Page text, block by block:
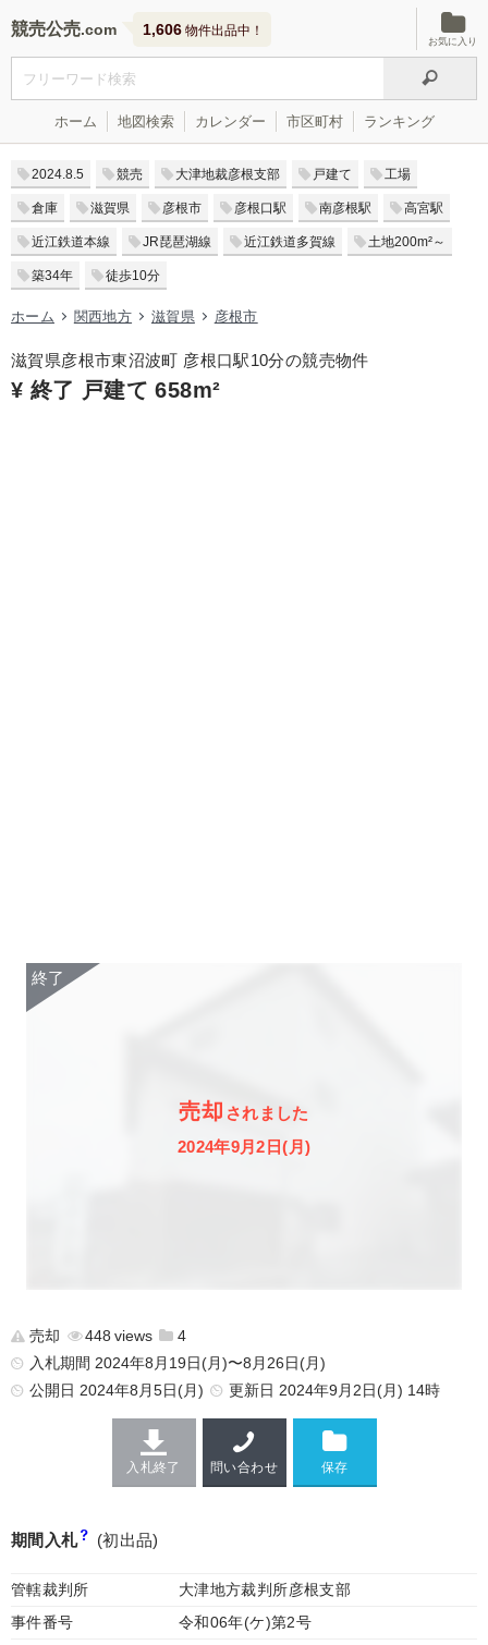
競売公売 1,606 物件出品中！
お気に入り
ホーム 地図検索 カレンダー 市区町村 ランキング
2024.8.5 競売 大津地裁彦根支部 戸建て 工場
倉庫 滋賀県 彦根市 彦根口駅 南彦根駅 高宮駅
近江鉄道本線 JR琵琶湖線 近江鉄道多賀線 土地200m²～
築34年 徒歩10分
ホーム 関西地方 滋賀県 彦根市
滋賀県彦根市東沼波町 彦根口駅10分の競売物件
¥ 終了 戸建て 658m²
売却 されました
2024年9月2日(月)
売却 448
4
入札期間 2024年8月19日(月)〜8月26日(月)
公開日 2024年8月5日(月) 更新日 2024年9月2日(月) 14時
入札終了 問い合わせ
期間入札 (初出品)
管轄裁判所
大津地方裁判所彦根支部
事件番号
令和06年(ケ)第2号